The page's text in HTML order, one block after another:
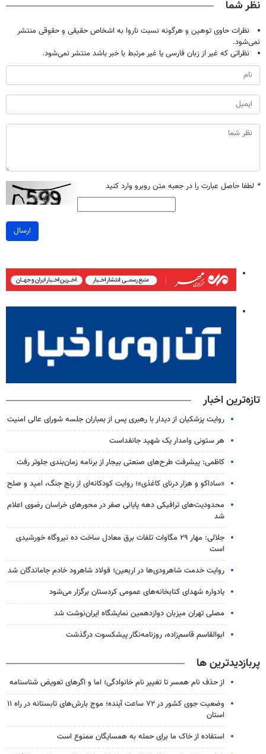
نظر شما
نظرات حاوی توهین و هرگونه نسبت ناروا به اشخاص حقیقی و حقوقی منتشر
نمی‌شود.
نظراتی که غیر از زبان فارسی یا غیر مرتبط با خبر باشد منتشر نمی‌شود.
* لطفا حاصل عبارت را در جعبه متن روبرو وارد کنید
ارسال
تازه‌ترین اخبار
روایت پزشکیان از دیدار با رهبری پس از بمباران جلسه شورای عالی امنیت
هر ستونی وامدار یک شهید جانفداست
کاظمی: پیشرفت طرح‌های صنعتی بیجار از برنامه زمان‌بندی جلوتر رفت
«ساداکو و هزار درنای کاغذی»؛ روایت کودکانه‌ای از رنج جنگ، امید و صلح
محدودیت‌های ترافیکی دهه پایانی صفر در محورهای خراسان رضوی اعلام
شد
جلالی: مهار ۲۹ مگاوات تلفات برق معادل ساخت ده نیروگاه خورشیدی
است
روایت خدمت شاهرودی‌ها در اربعین؛ فولاد شاهرود خادم جاماندگان شد
یادواره شهدای کتابخانه‌های عمومی کردستان برگزار می‌شود
مصلی تهران میزبان دوازدهمین نمایشگاه ایران‌نوشت شد
ابوالقاسم قاسم‌زاده، روزنامه‌نگار پیشکسوت درگذشت
پربازدیدترین ها
از حذف نام همسر تا تغییر نام خانوادگی؛ اما و اگرهای تعویض شناسنامه
وضعیت جوی کشور در ۷۲ ساعت آینده؛ موج بارش‌های تابستانه در راه ۱۱
استان
استفاده از خاک ما برای حمله به همسایگان ممنوع است